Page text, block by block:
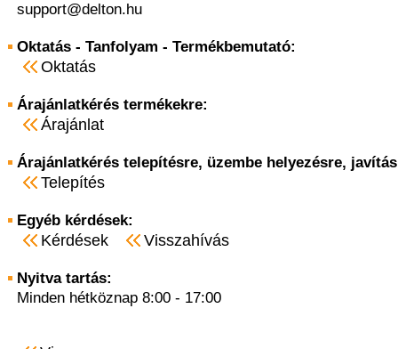
support@delton.hu
Oktatás - Tanfolyam - Termékbemutató:
Oktatás
Árajánlatkérés termékekre:
Árajánlat
Árajánlatkérés telepítésre, üzembe helyezésre,
Telepítés
Egyéb kérdések:
Kérdések Visszahívás
Nyitva tartás:
Minden hétköznap 8:00 - 17:00